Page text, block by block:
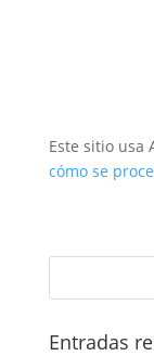
Este sitio usa
cómo se
Entradas